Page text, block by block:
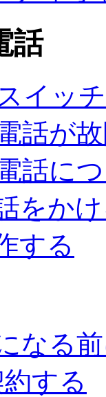
話
イッ
話が
話に
をか
する
なる
する